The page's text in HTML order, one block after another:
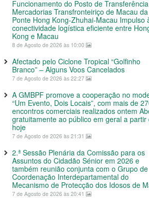
Funcionamento do Posto de
Mercadorias Transfronteiriço de Macau da
Ponte Hong Kong-Zhuhai-Macau Impulso
conectividade logística eficiente entre
Kong e Macau
8 de Agosto de 2026 às 10:00
Afectado pelo Ciclone Tropical “Golfinho
Branco” – Alguns Voos Cancelados
7 de Agosto de 2026 às 22:27
A GMBPF promove a cooperação no
“Um Evento, Dois Locais”, com mais de
encontros comerciais realizados ontem
gratuitamente ao público em geral a partir
hoje
7 de Agosto de 2026 às 21:31
2.ª Sessão Plenária da Comissão para os
Assuntos do Cidadão Sénior em 2026 e
também reunião conjunta com o Grupo de
Coordenação Interdepartamental do
Mecanismo de Protecção dos Idosos de
7 de Agosto de 2026 às 20:41